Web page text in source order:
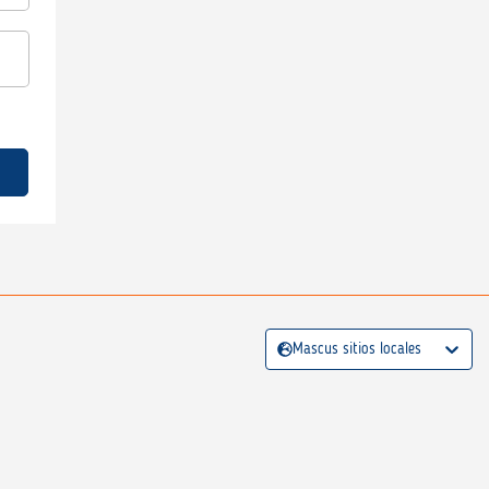
Mascus sitios locales